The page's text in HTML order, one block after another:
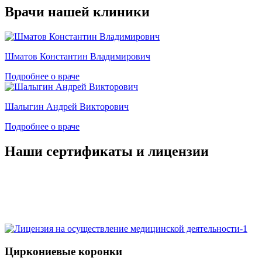
Врачи нашей клиники
Шматов Константин Владимирович
Подробнее о враче
Шалыгин Андрей Викторович
Подробнее о враче
Наши сертификаты и лицензии
Циркониевые коронки